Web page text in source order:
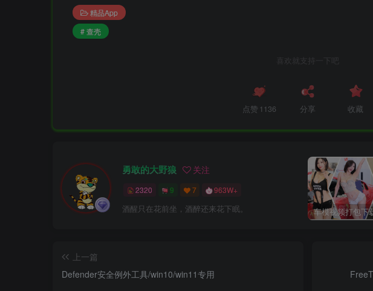
精品App
# 查壳
喜欢就支持一下吧
点赞 1136 分享 收藏
勇敢的大野狼 关注
2320 9 7 963W+
酒醒只在花前坐，酒醉还来花下眠。
上一篇
Defender安全例外工具/win10/win11专用